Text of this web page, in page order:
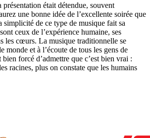
était détendue, souvent
une bonne idée de l’excellente soirée que
simplicité de ce type de musique fait sa
ceux de l’expérience humaine, ses
les cœurs. La musique traditionnelle se
monde et à l’écoute de tous les gens de
forcé d’admettre que c’est bien vrai :
racines, plus on constate que les humains